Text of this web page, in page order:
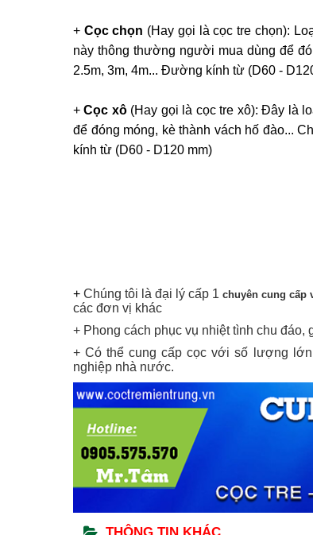
+ Cọc chọn (Hay gọi là cọc tre chọn):
này thông thường người mua dùng để
2.5m, 3m, 4m... Đường kính từ (D60 -
+Cọc xô(Hay gọi là cọc tre xô): Đây là
để đóng móng, kè thành vách hố đào...
kính từ (D60 - D120 mm)
+ Chúng tôi là đại lý cấp 1 chuyên cung cấp
các đơn vị khác
+ Phong cách phục vụ nhiệt tình chu
+ Có thể cung cấp cọc với số lượng
nghiệp nhà nước.